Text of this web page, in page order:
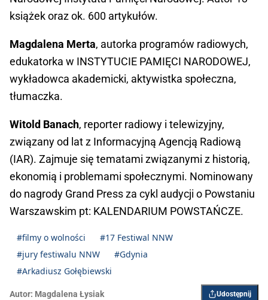
książek oraz ok. 600 artykułów.
Magdalena Merta, autorka programów radiowych,
edukatorka w INSTYTUCIE PAMIĘCI NARODOWEJ,
wykładowca akademicki, aktywistka społeczna,
tłumaczka.
Witold Banach, reporter radiowy i telewizyjny,
związany od lat z Informacyjną Agencją Radiową
(IAR). Zajmuje się tematami związanymi z historią,
ekonomią i problemami społecznymi. Nominowany
do nagrody Grand Press za cykl audycji o Powstaniu
Warszawskim pt: KALENDARIUM POWSTAŃCZE.
#filmy o wolności
#17 Festiwal NNW
#jury festiwalu NNW
#Gdynia
#Arkadiusz Gołębiewski
Autor: Magdalena Łysiak Udostępnij